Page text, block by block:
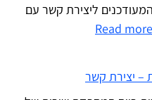
ליצירת קשר עם
Read more
– יצירת קשר